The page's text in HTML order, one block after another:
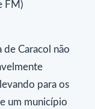
FM)
de Caracol não
para os
um município